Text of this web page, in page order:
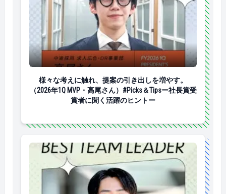
様々な考えに触れ、提案の引き出しを増やす。（
様々な考えに触れ、提案の引き出しを増やす。
（2026年1Q MVP・高尾さん）#Picks＆Tipsー社長賞受
賞者に聞く活躍のヒントー